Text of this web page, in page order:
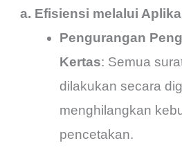
a. Efisiensi melalui
Pengurangan
Kertas: Semua
dilakukan secara
menghilangkan
pencetakan.